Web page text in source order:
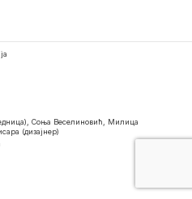
Соња Веселиновић, Милица
(дизајнер)